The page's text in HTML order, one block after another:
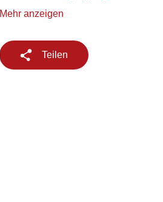
Mehr anzeigen
Teilen